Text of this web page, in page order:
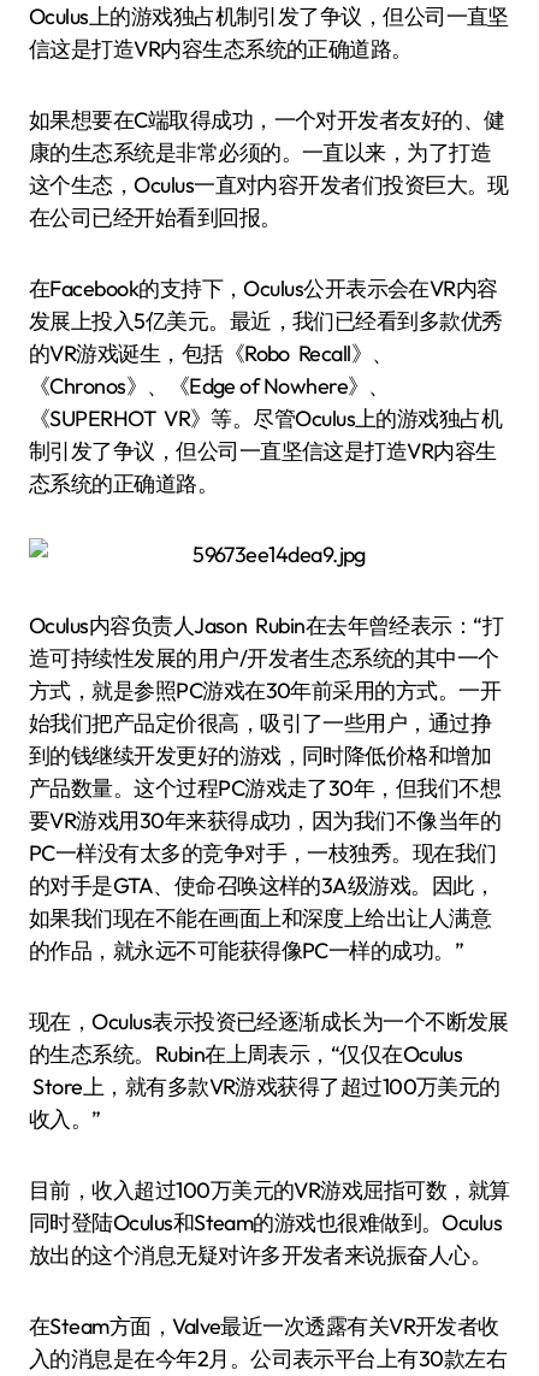
Oculus上的游戏独占机制引发了争议，但公司一直坚
信这是打造VR内容生态系统的正确道路。
如果想要在C端取得成功，一个对开发者友好的、健
康的生态系统是非常必须的。一直以来，为了打造
这个生态，Oculus一直对内容开发者们投资巨大。现
在公司已经开始看到回报。
在Facebook的支持下，Oculus公开表示会在VR内容
发展上投入5亿美元。最近，我们已经看到多款优秀
的VR游戏诞生，包括《Robo Recall》、
《Chronos》、《Edge of Nowhere》、
《SUPERHOT VR》等。尽管Oculus上的游戏独占机
制引发了争议，但公司一直坚信这是打造VR内容生
态系统的正确道路。
Oculus内容负责人Jason Rubin在去年曾经表示：“打
造可持续性发展的用户/开发者生态系统的其中一个
方式，就是参照PC游戏在30年前采用的方式。一开
始我们把产品定价很高，吸引了一些用户，通过挣
到的钱继续开发更好的游戏，同时降低价格和增加
产品数量。这个过程PC游戏走了30年，但我们不想
要VR游戏用30年来获得成功，因为我们不像当年的
PC一样没有太多的竞争对手，一枝独秀。现在我们
的对手是GTA、使命召唤这样的3A级游戏。因此，
如果我们现在不能在画面上和深度上给出让人满意
的作品，就永远不可能获得像PC一样的成功。”
现在，Oculus表示投资已经逐渐成长为一个不断发展
的生态系统。Rubin在上周表示，“仅仅在Oculus
Store上，就有多款VR游戏获得了超过100万美元的
收入。”
目前，收入超过100万美元的VR游戏屈指可数，就算
同时登陆Oculus和Steam的游戏也很难做到。Oculus
放出的这个消息无疑对许多开发者来说振奋人心。
在Steam方面，Valve最近一次透露有关VR开发者收
入的消息是在今年2月。公司表示平台上有30款左右